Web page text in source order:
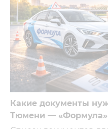
Какие документы
Тюмени — «Формула»